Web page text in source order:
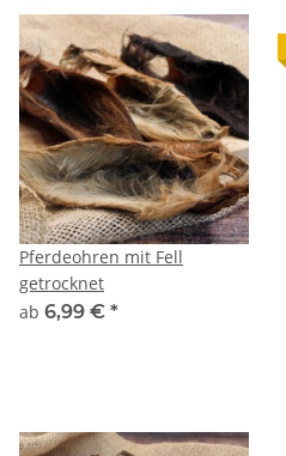
Pferdeohren mit Fell
getrocknet
ab 6,99 € *